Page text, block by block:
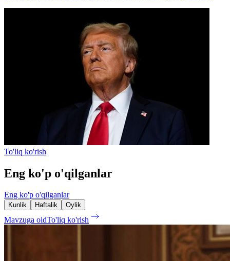
To'liq ko'rish
Eng ko'p o'qilganlar
Eng ko'p o'qilganlar
Kunlik Haftalik Oylik
Mavzuga oidTo'liq ko'rish